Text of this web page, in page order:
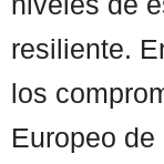
resiliente.
los
Europeo